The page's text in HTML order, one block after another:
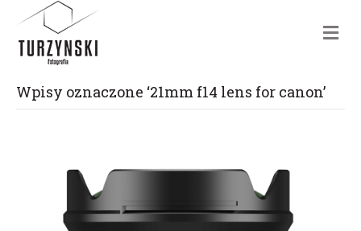
m
e
Wpisy oznaczone ‘21mm f14 lens for canon’